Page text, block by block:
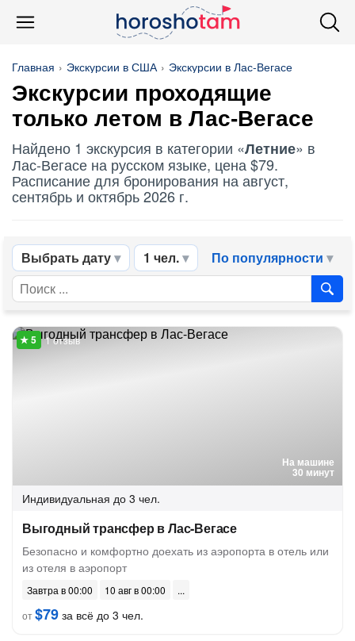
Главная Экскурсии в США Экскурсии в Лас-Вегасе
Экскурсии проходящие
только летом в Лас-Вегасе
Найдено 1 экскурсия в категории «Летние» в
Лас-Вегасе на русском языке, цена $79.
Расписание для бронирования на август,
сентябрь и октябрь 2026 г.
Выбрать дату 1 чел. По популярности
На машине
30 минут
1 отзыв
Индивидуальная до 3 чел.
Выгодный трансфер в Лас-Вегасе
Безопасно и комфортно доехать из аэропорта в отель или
из отеля в аэропорт
Завтра в 00:00
10 авг в 00:00
от$79 за всё до 3 чел.